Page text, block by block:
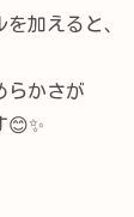
加えると、
らかさが
😊✨